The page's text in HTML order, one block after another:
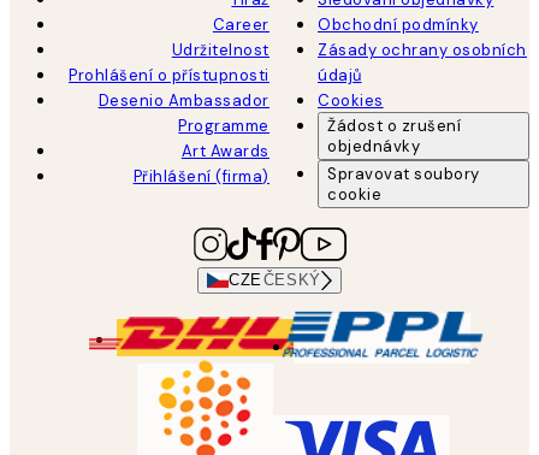
Career
Udržitelnost
Prohlášení o přístupnosti
Desenio Ambassador
Programme
Art Awards
Přihlášení (firma)
Obchodní podmínky
Zásady ochrany osobních
údajů
Cookies
Žádost o zrušení
objednávky
Spravovat soubory
cookie
CZEČESKÝ